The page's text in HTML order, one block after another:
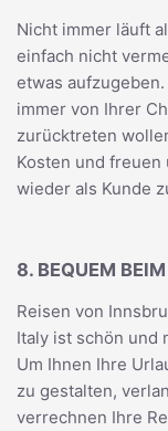
Nicht immer läuft
einfach nicht
etwas
immer von Ihrer
zurücktreten
Kosten und freuen
wieder als Kunde
8. BEQUEM
Reisen von
Italy ist schön und
Um Ihnen Ihre
zu gestalten,
verrechnen Ihre